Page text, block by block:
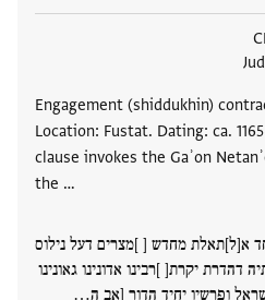
Engagement (shiddukhin)
Location: Fustat. Dating: ca.
clause invokes the Gaʾon
the …
א[ל]תאלת מחדש [ ]מצרים דעל נילוס
דהדרת יקרת[ ]רבינו אדונינו גאונינו
ופרשיו יחיד הדור [אב ה‮…